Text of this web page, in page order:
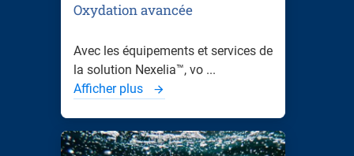
Oxydation avancée
Avec les équipements et services de
la solution Nexelia™, vo ...
Afficher plus